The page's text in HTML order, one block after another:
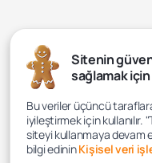
Sitenin
sağlamak
Bu veriler üçüncü
iyileştirmek için kullanılır.
siteyi kullanmaya devam
bilgi edininKişisel veri